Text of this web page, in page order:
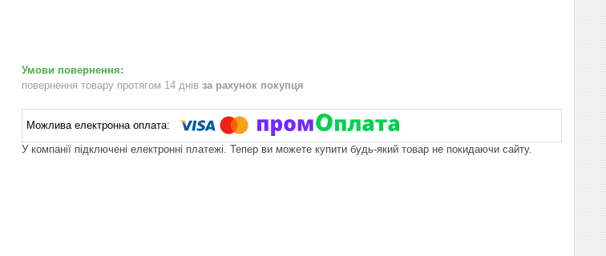
повернення товару протягом 14 днів за рахунок покупця
У компанії підключені електронні платежі. Тепер ви можете купити будь-який товар не покидаючи сайту.